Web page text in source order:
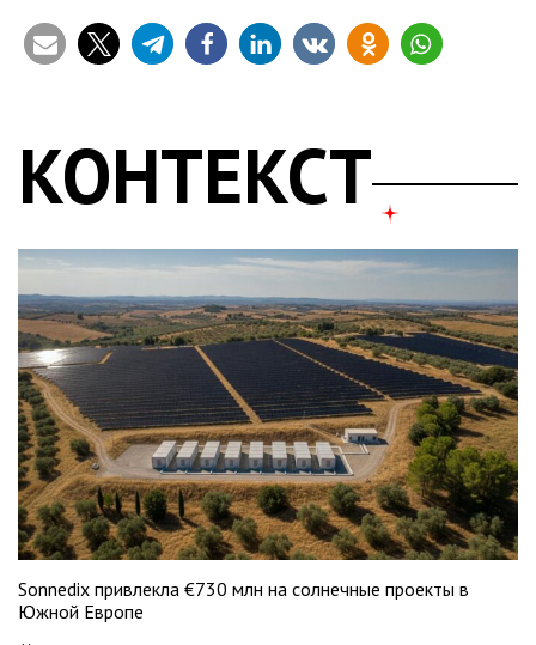
КОНТЕКСТ
Sonnedix привлекла €730 млн на солнечные проекты в
Южной Европе